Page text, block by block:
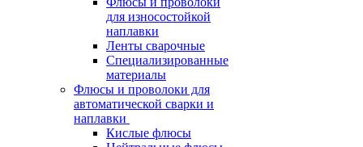
для износостойкой
наплавки
Ленты сварочные
Специализированные
материалы
Флюсы и проволоки для
автоматической сварки и
наплавки
Кислые флюсы